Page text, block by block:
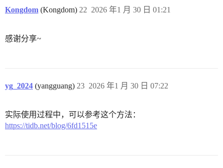
Kongdom (Kongdom) 2026 年1 月 30 日 01:21
22
感谢分享~
yg_2024 (yangguang) 2026 年1 月 30 日 07:22
23
实际使用过程中，可以参考这个方法：
https://tidb.net/blog/6fd1515e